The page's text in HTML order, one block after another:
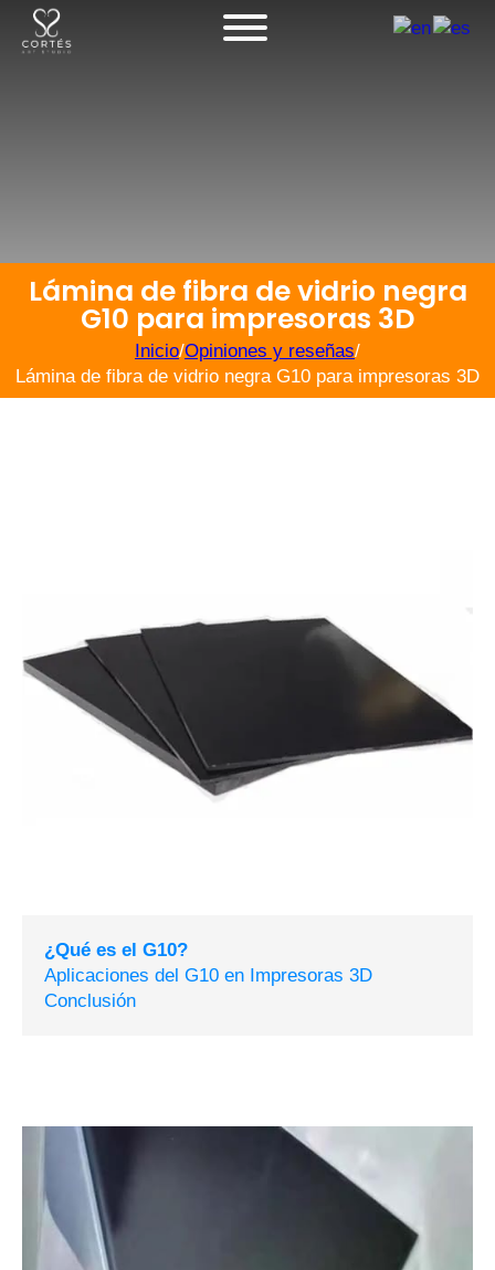
Lámina de fibra de vidrio negra
G10 para impresoras 3D
Inicio/Opiniones y reseñas/
Lámina de fibra de vidrio negra G10 para impresoras 3D
¿Qué es el G10?
Aplicaciones del G10 en Impresoras 3D
Conclusión